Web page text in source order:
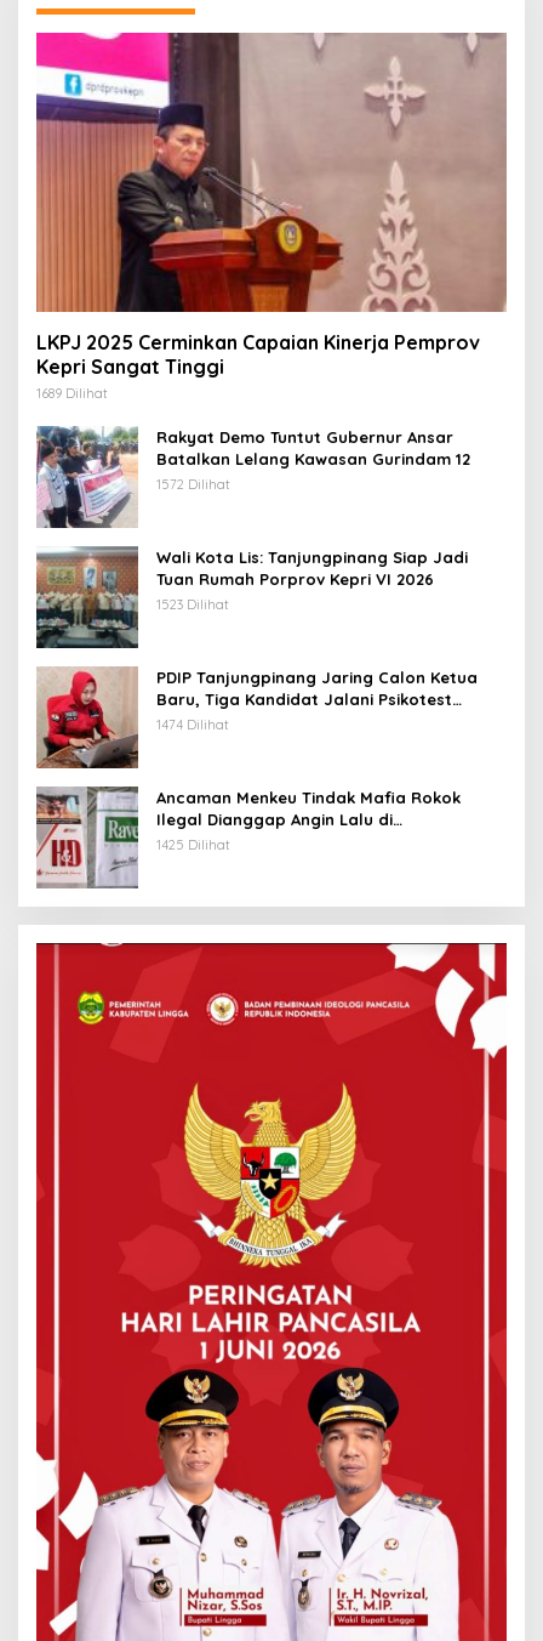
LKPJ 2025 Cerminkan Capaian Kinerja Pemprov
Kepri Sangat Tinggi
1689 Dilihat
Rakyat Demo Tuntut Gubernur Ansar
Batalkan Lelang Kawasan Gurindam 12
1572 Dilihat
Wali Kota Lis: Tanjungpinang Siap Jadi
Tuan Rumah Porprov Kepri VI 2026
1523 Dilihat
PDIP Tanjungpinang Jaring Calon Ketua
Baru, Tiga Kandidat Jalani Psikotest
Daring
1474 Dilihat
Ancaman Menkeu Tindak Mafia Rokok
Ilegal Dianggap Angin Lalu di
Tanjungpinang
1425 Dilihat